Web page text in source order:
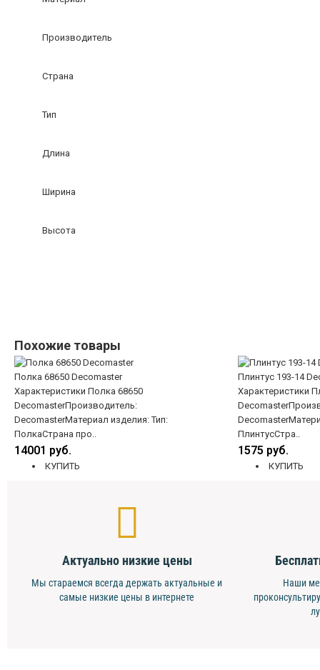
Производитель
Страна
Тип
Длина
Ширина
Высота
Похожие товары
Полка 68650 Decomaster
Характеристики Полка 68650
DecomasterПроизводитель:
DecomasterМатериал изделия: Тип:
ПолкаСтрана про..
14001 руб.
КУПИТЬ
Плинтус 193-14
Характеристики
ПлинтусСтра..
1575 руб.
КУПИТЬ
Актуально низкие цены
Мы стараемся всегда держать актуальные и
самые низкие цены в интернете
Наши